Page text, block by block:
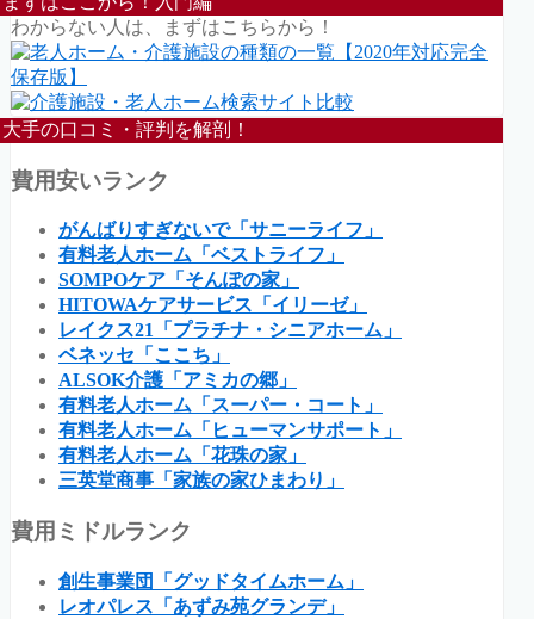
わからない人は、まずはこちらから！
大手の口コミ・評判を解剖！
費用安いランク
がんばりすぎないで「サニーライフ」
有料老人ホーム「ベストライフ」
SOMPOケア「そんぽの家」
HITOWAケアサービス「イリーゼ」
レイクス21「プラチナ・シニアホーム」
ベネッセ「ここち」
ALSOK介護「アミカの郷」
有料老人ホーム「スーパー・コート」
有料老人ホーム「ヒューマンサポート」
有料老人ホーム「花珠の家」
三英堂商事「家族の家ひまわり」
費用ミドルランク
創生事業団「グッドタイムホーム」
レオパレス「あずみ苑グランデ」